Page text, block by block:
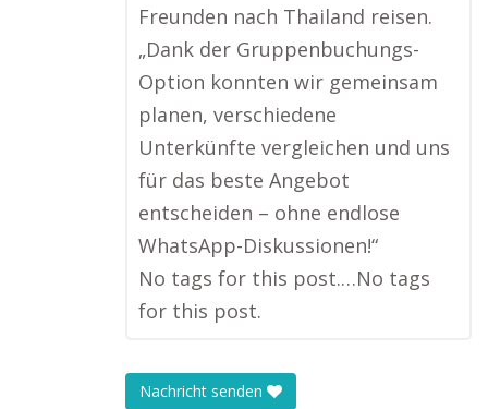
Freunden nach Thailand reisen.
„Dank der Gruppenbuchungs-
Option konnten wir gemeinsam
planen, verschiedene
Unterkünfte vergleichen und uns
für das beste Angebot
entscheiden – ohne endlose
WhatsApp-Diskussionen!“
No tags for this post.…No tags
for this post.
Nachricht senden